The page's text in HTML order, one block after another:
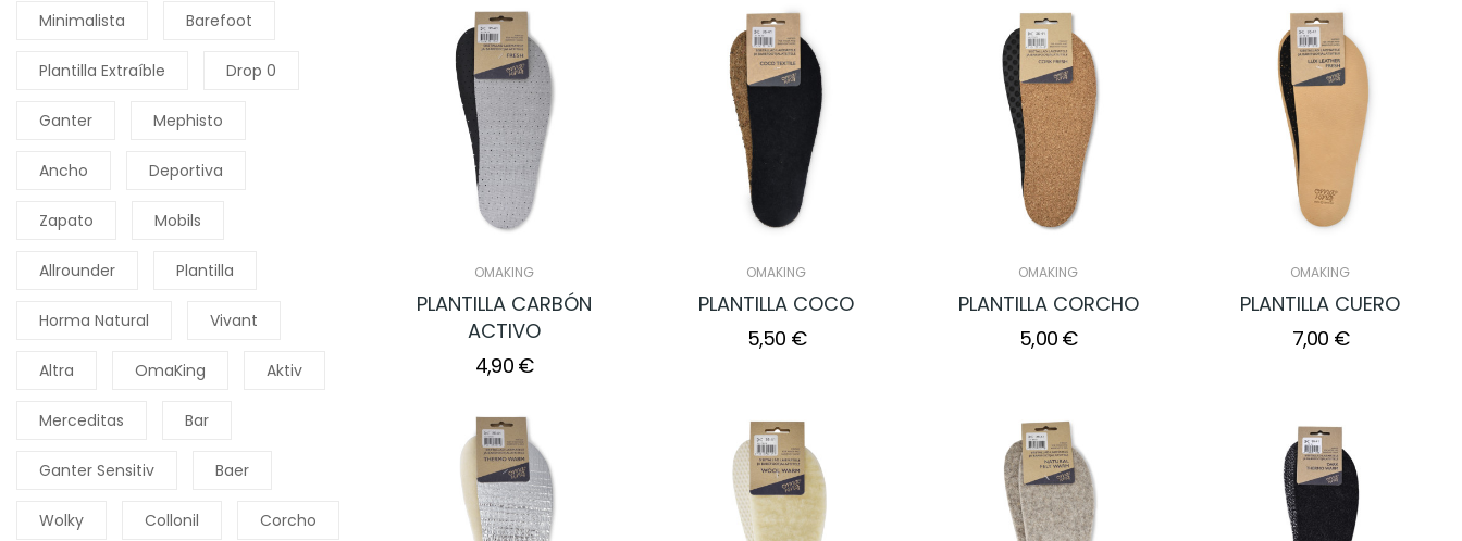
Minimalista Barefoot
Plantilla Extraíble Drop 0
Ganter Mephisto
Ancho Deportiva
Zapato Mobils
Allrounder Plantilla
Horma Natural Vivant
Altra OmaKing Aktiv
Merceditas Bar
Ganter Sensitiv Baer
Wolky Collonil Corcho
OMAKING
PLANTILLA CARBÓN
ACTIVO
4,90 €
OMAKING
PLANTILLA COCO
5,50 €
OMAKING
PLANTILLA CORCHO
5,00 €
OMAKING
PLANTILLA CUERO
7,00 €